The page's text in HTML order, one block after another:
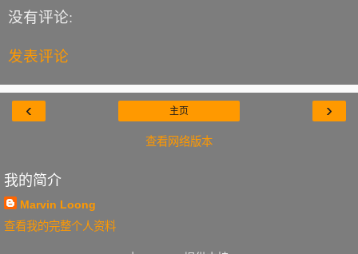
没有评论:
发表评论
‹ ›
主页
查看网络版本
我的简介
Marvin Loong
查看我的完整个人资料